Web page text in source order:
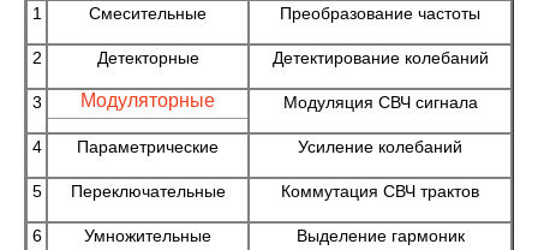
1 Смесительные Преобразование частоты
2 Детекторные Детектирование колебаний
3 Модуляторные Модуляция СВЧ сигнала
4 Параметрические Усиление колебаний
5 Переключательные Коммутация СВЧ трактов
6 Умножительные Выделение гармоник